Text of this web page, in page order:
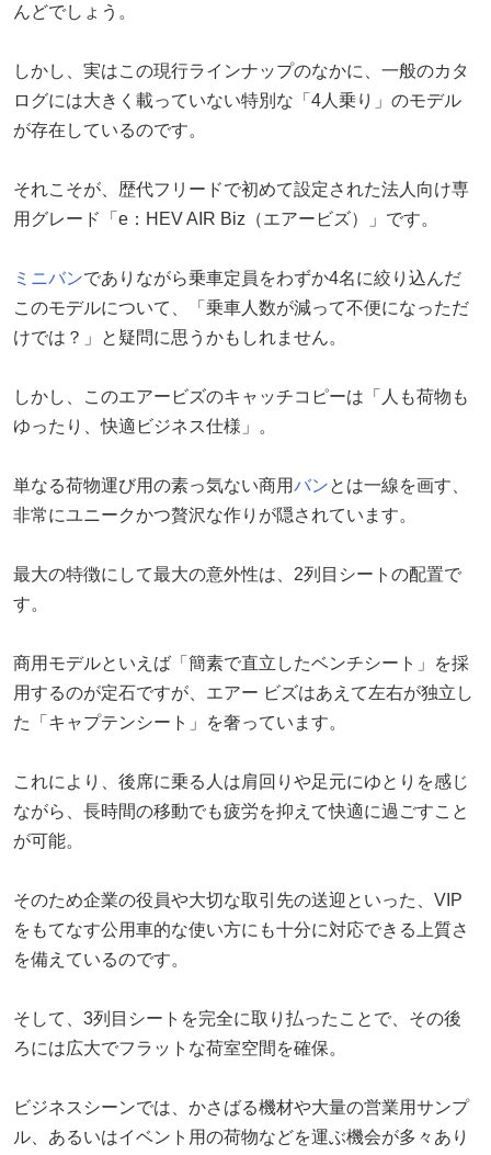
んどでしょう。
しかし、実はこの現行ラインナップのなかに、一般のカタ
ログには大きく載っていない特別な「4人乗り」のモデル
が存在しているのです。
それこそが、歴代フリードで初めて設定された法人向け専
用グレード「e：HEV AIR Biz（エアービズ）」です。
ミニバンでありながら乗車定員をわずか4名に絞り込んだ
このモデルについて、「乗車人数が減って不便になっただ
けでは？」と疑問に思うかもしれません。
しかし、このエアービズのキャッチコピーは「人も荷物も
ゆったり、快適ビジネス仕様」。
単なる荷物運び用の素っ気ない商用バンとは一線を画す、
非常にユニークかつ贅沢な作りが隠されています。
最大の特徴にして最大の意外性は、2列目シートの配置で
す。
商用モデルといえば「簡素で直立したベンチシート」を採
用するのが定石ですが、エアー ビズはあえて左右が独立し
た「キャプテンシート」を奢っています。
これにより、後席に乗る人は肩回りや足元にゆとりを感じ
ながら、長時間の移動でも疲労を抑えて快適に過ごすこと
が可能。
そのため企業の役員や大切な取引先の送迎といった、VIP
をもてなす公用車的な使い方にも十分に対応できる上質さ
を備えているのです。
そして、3列目シートを完全に取り払ったことで、その後
ろには広大でフラットな荷室空間を確保。
ビジネスシーンでは、かさばる機材や大量の営業用サンプ
ル、あるいはイベント用の荷物などを運ぶ機会が多々あり